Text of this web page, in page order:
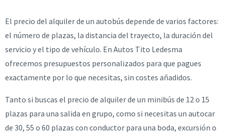
El precio del alquiler de un autobús depende de varios factores:
el número de plazas, la distancia del trayecto, la duración del
servicio y el tipo de vehículo. En Autos Tito Ledesma
ofrecemos presupuestos personalizados para que pagues
exactamente por lo que necesitas, sin costes añadidos.
Tanto si buscas el precio de alquiler de un minibús de 12 o 15
plazas para una salida en grupo, como si necesitas un autocar
de 30, 55 o 60 plazas con conductor para una boda, excursión o